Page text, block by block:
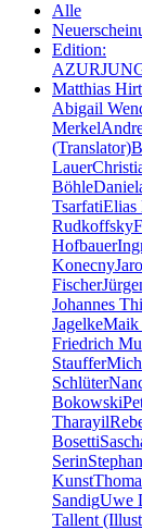
Alle
Edition:
AZUR
Matthias
Abigail
Merkel
(Translator)
Lauer
Böhle
TsarfatiElias
Rudkoffsky
Hofbauer
Konecny
Fischer
Johannes
JagelkeMaik
Friedrich
Stauffer
Schlüter
Bokowski
Tharayil
Bosetti
Serin
Kunst
SandigUwe
Tallent